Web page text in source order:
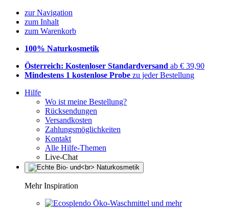
zur Navigation
zum Inhalt
zum Warenkorb
100% Naturkosmetik
Österreich: Kostenloser Standardversand ab € 39,90
Mindestens 1 kostenlose Probe zu jeder Bestellung
Hilfe
Wo ist meine Bestellung?
Rücksendungen
Versandkosten
Zahlungsmöglichkeiten
Kontakt
Alle Hilfe-Themen
Live-Chat
Mehr Inspiration
Öko-Waschmittel und mehr